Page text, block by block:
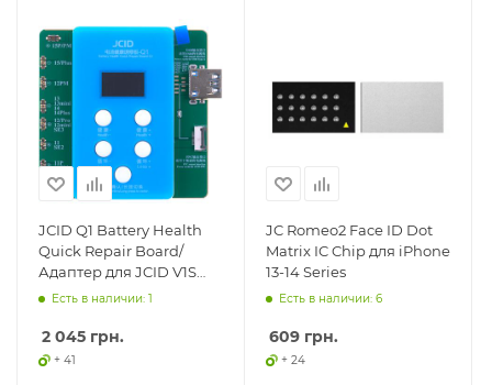
JСID Q1 Battery Health
Quick Repair Board/
Адаптер для JCID V1S
для iPhone 11-15 Pro Max
Есть в наличии: 1
2 045 грн.
+ 41
JC Romeo2 Face ID Dot
Matrix IC Chip для iPhone
13-14 Series
Есть в наличии: 6
609 грн.
+ 24